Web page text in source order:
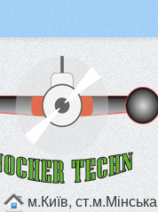
м.Київ, ст.м.Мінська